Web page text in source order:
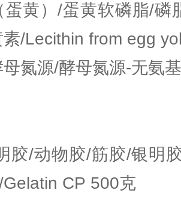
蛋黄）/蛋黄软磷脂/磷
/Lecithin from egg
氮源/酵母氮源-无氨
胶/动物胶/筋胶/银明
CP 500克